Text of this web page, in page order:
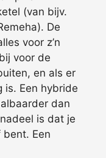
(van bijv.
De
voor z’n
voor de
en als er
is. Een hybride
dan
is dat je
Een